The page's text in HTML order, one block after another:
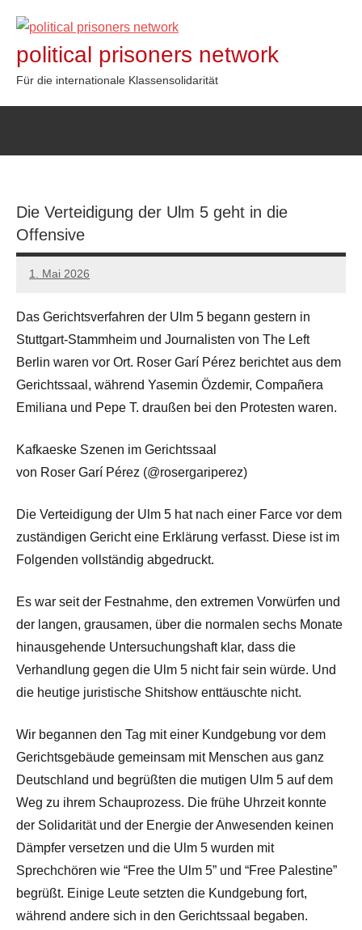
Inhalt
springen
political prisoners network
Für die internationale Klassensolidarität
Die Verteidigung der Ulm 5 geht in die
Offensive
1. Mai 2026
network
Das Gerichtsverfahren der Ulm 5 begann gestern in
Stuttgart-Stammheim und Journalisten von The Left
Berlin waren vor Ort. Roser Garí Pérez berichtet aus dem
Gerichtssaal, während Yasemin Özdemir, Compañera
Emiliana und Pepe T. draußen bei den Protesten waren.
Kafkaeske Szenen im Gerichtssaal
von Roser Garí Pérez (@rosergariperez)
Die Verteidigung der Ulm 5 hat nach einer Farce vor dem
zuständigen Gericht eine Erklärung verfasst. Diese ist im
Folgenden vollständig abgedruckt.
Es war seit der Festnahme, den extremen Vorwürfen und
der langen, grausamen, über die normalen sechs Monate
hinausgehende Untersuchungshaft klar, dass die
Verhandlung gegen die Ulm 5 nicht fair sein würde. Und
die heutige juristische Shitshow enttäuschte nicht.
Wir begannen den Tag mit einer Kundgebung vor dem
Gerichtsgebäude gemeinsam mit Menschen aus ganz
Deutschland und begrüßten die mutigen Ulm 5 auf dem
Weg zu ihrem Schauprozess. Die frühe Uhrzeit konnte
der Solidarität und der Energie der Anwesenden keinen
Dämpfer versetzen und die Ulm 5 wurden mit
Sprechchören wie “Free the Ulm 5” und “Free Palestine”
begrüßt. Einige Leute setzten die Kundgebung fort,
während andere sich in den Gerichtssaal begaben.